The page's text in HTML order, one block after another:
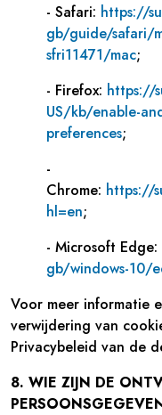
- Safari: https://
gb/guide/safari/
sfri11471/mac;
- Firefox: https://
US/kb/enable-
preferences;
-
Chrome: https://
hl=en;
- Microsoft Edge:
gb/windows-10/
Voor meer informatie
verwijdering van
Privacybeleid van de
8. WIE ZIJN DE